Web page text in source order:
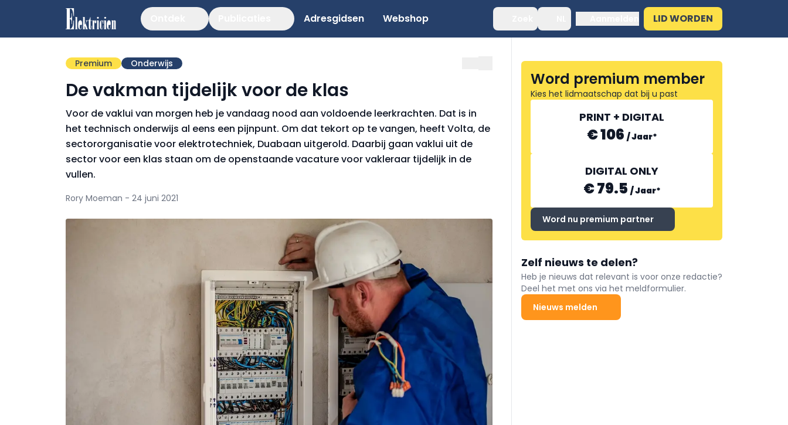
Adresgidsen Webshop LID WORDEN
Premium Onderwijs
De vakman tijdelijk voor de klas
Voor de vaklui van morgen heb je vandaag nood aan voldoende leerkrachten. Dat is in
het technisch onderwijs al eens een pijnpunt. Om dat tekort op te vangen, heeft Volta, de
sectororganisatie voor elektrotechniek, Duabaan uitgerold. Daarbij gaan vaklui uit de
sector voor een klas staan om de openstaande vacature voor vakleraar tijdelijk in de
vullen.
Rory Moeman - 24 juni 2021
Word premium member
Kies het lidmaatschap dat bij u past
PRINT + DIGITAL
€ 106 /Jaar*
DIGITAL ONLY
€ 79.5 /Jaar*
Word nu premium partner
Zelf nieuws te delen?
Heb je nieuws dat relevant is voor onze redactie?
Deel het met ons via het meldformulier.
Nieuws melden